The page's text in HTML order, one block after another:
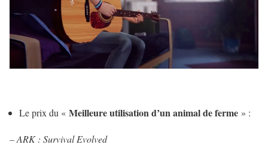
Le prix du « Meilleure utilisation d’un animal de ferme » :
–ARK : Survival Evolved